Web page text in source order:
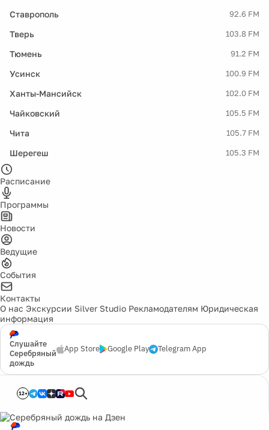
Ставрополь 92.6 FM
Тверь 103.8 FM
Тюмень 91.2 FM
Усинск 100.9 FM
Ханты-Мансийск 102.0 FM
Чайковский 105.5 FM
Чита 105.7 FM
Шерегеш 105.3 FM
Расписание
Программы
Новости
Ведущие
События
Контакты
О нас Экскурсии Silver Studio Рекламодателям Юридическая
информация
Слушайте
Серебряный
дождь
App Store Google Play Telegram App
12+